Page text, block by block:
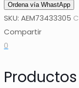
Ordena vía WhastApp
SKU: AEM73433305
Compartir
0